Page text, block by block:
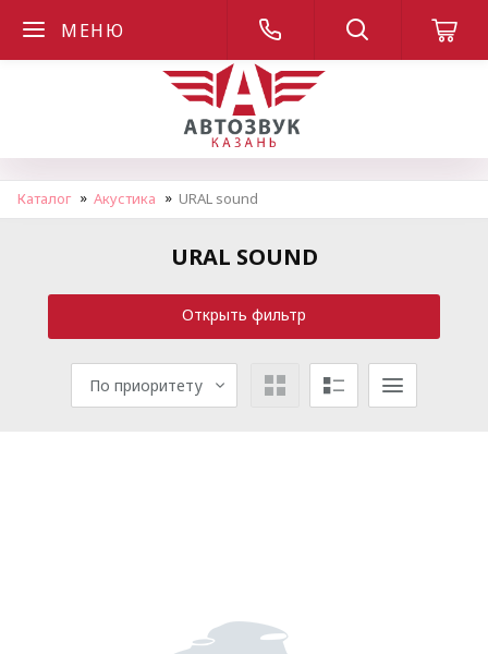
МЕНЮ
Каталог Акустика URAL sound
URAL SOUND
Открыть фильтр
По приоритету